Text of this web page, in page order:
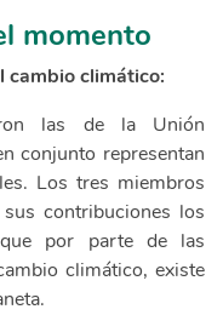
momento
cambio climático:
las de la Unión
conjunto representan
Los tres miembros
contribuciones los
por parte de las
climático, existe